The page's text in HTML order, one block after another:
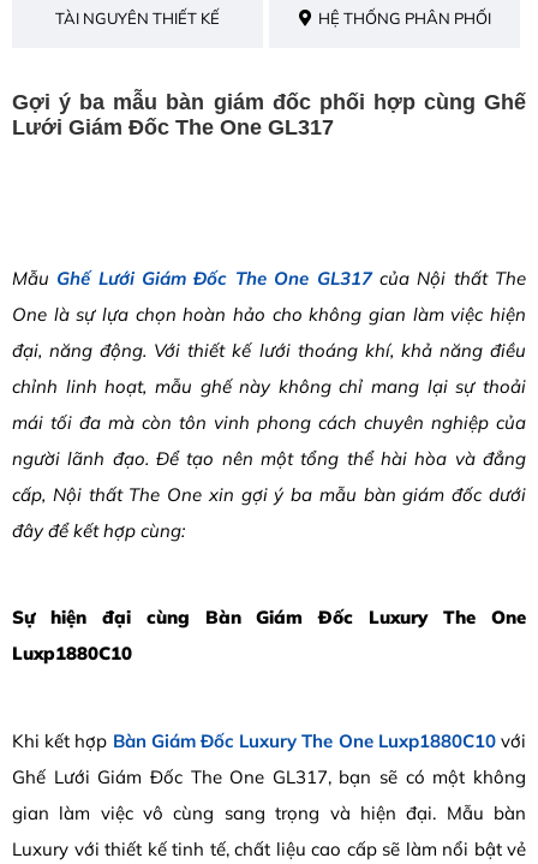
TÀI NGUYÊN THIẾT KẾ HỆ THỐNG PHÂN PHỐI
Gợi ý ba mẫu bàn giám đốc phối hợp cùng Ghế
Lưới Giám Đốc The One GL317
Mẫu Ghế Lưới Giám Đốc The One GL317của Nội thất The
One là sự lựa chọn hoàn hảo cho không gian làm việc hiện
đại, năng động. Với thiết kế lưới thoáng khí, khả năng điều
chỉnh linh hoạt, mẫu ghế này không chỉ mang lại sự thoải
mái tối đa mà còn tôn vinh phong cách chuyên nghiệp của
người lãnh đạo. Để tạo nên một tổng thể hài hòa và đẳng
cấp, Nội thất The One xin gợi ý ba mẫu bàn giám đốc dưới
đây để kết hợp cùng:
Sự hiện đại cùng Bàn Giám Đốc Luxury The One
Luxp1880C10
Khi kết hợp Bàn Giám Đốc Luxury The One Luxp1880C10với
Ghế Lưới Giám Đốc The One GL317, bạn sẽ có một không
gian làm việc vô cùng sang trọng và hiện đại. Mẫu bàn
Luxury với thiết kế tinh tế, chất liệu cao cấp sẽ làm nổi bật vẻ